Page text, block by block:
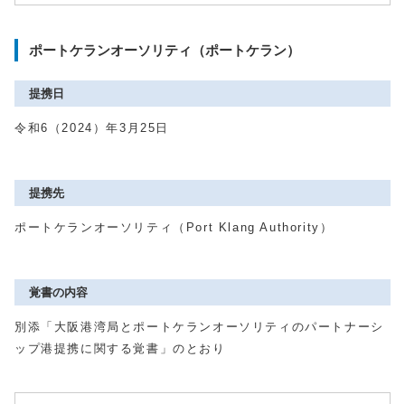
ポートケランオーソリティ（ポートケラン）
提携日
令和6（2024）年3月25日
提携先
ポートケランオーソリティ（Port Klang Authority）
覚書の内容
別添「⼤阪港湾局とポートケランオーソリティのパートナーシ
ップ港提携に関する覚書」のとおり